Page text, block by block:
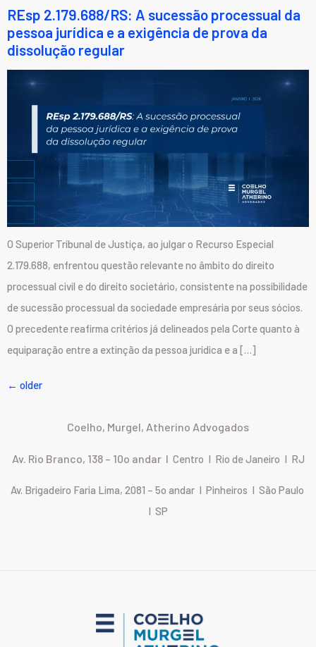
REsp 2.179.688/RS: A sucessão processual da
pessoa jurídica e a exigência de prova da
dissolução regular
O Superior Tribunal de Justiça, ao julgar o Recurso Especial
2.179.688, enfrentou questão relevante no âmbito do direito
processual civil e do direito societário, consistente na possibilidade
de sucessão processual da sociedade empresária por seus sócios.
O precedente reafirma critérios já delineados pela Corte quanto à
equiparação entre a extinção da pessoa jurídica e a […]
← older
Coelho, Murgel, Atherino Advogados
Av. Rio Branco, 138 – 10o andar I Centro I Rio de Janeiro I RJ
Av. Brigadeiro Faria Lima, 2081 – 5o andar I Pinheiros I São Paulo
I SP